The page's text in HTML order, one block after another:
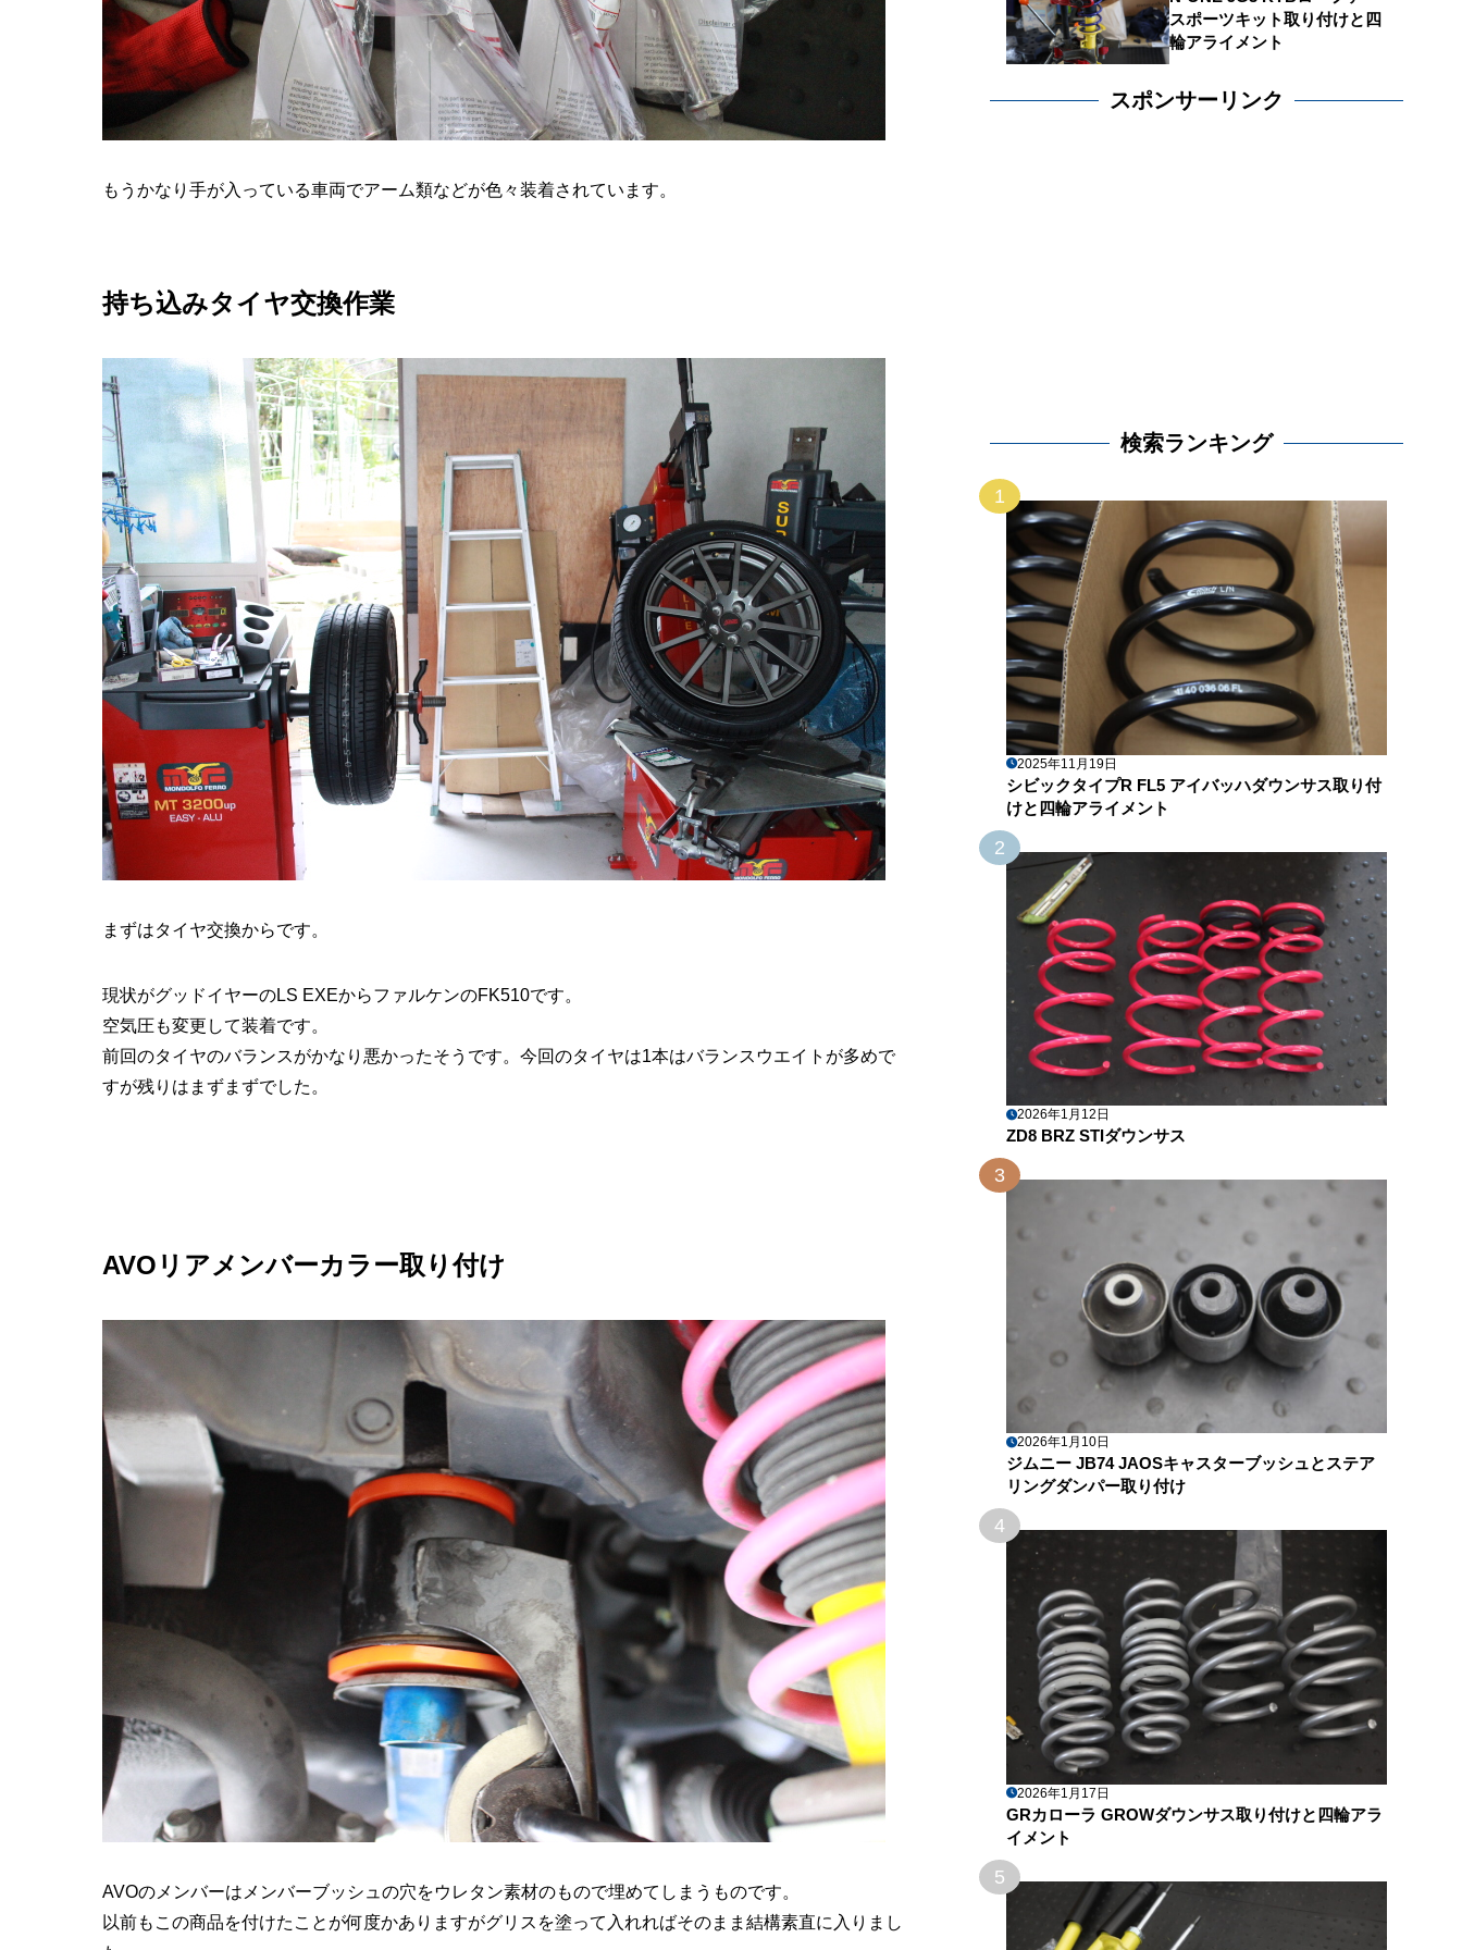
もうかなり手が入っている車両でアーム類などが色々装着されています。
持ち込みタイヤ交換作業
まずはタイヤ交換からです。
現状がグッドイヤーのLS EXEからファルケンのFK510です。
空気圧も変更して装着です。
前回のタイヤのバランスがかなり悪かったそうです。今回のタイヤは1本はバランスウエイトが多めで
すが残りはまずまずでした。
AVOリアメンバーカラー取り付け
AVOのメンバーはメンバーブッシュの穴をウレタン素材のもので埋めてしまうものです。
以前もこの商品を付けたことが何度かありますがグリスを塗って入れればそのまま結構素直に入りまし
スポーツキット取り付けと四
輪アライメント
スポンサーリンク
検索ランキング
1
2025年11月19日
シビックタイプR FL5 アイバッハダウンサス取り付
けと四輪アライメント
2
2026年1月12日
ZD8 BRZ STIダウンサス
3
2026年1月10日
ジムニー JB74 JAOSキャスターブッシュとステア
リングダンパー取り付け
4
2026年1月17日
GRカローラ GROWダウンサス取り付けと四輪アラ
イメント
5